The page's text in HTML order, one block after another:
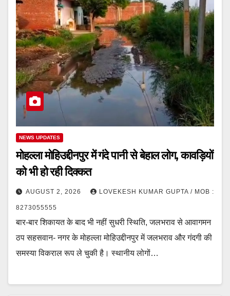
NEWS UPDATES
मोहल्ला मोहिउद्दीनपुर में गंदे पानी से बेहाल लोग, कावड़ियों
को भी हो रही दिक्कत
AUGUST 2, 2026 LOVEKESH KUMAR GUPTA / MOB :
8273055555
बार-बार शिकायत के बाद भी नहीं सुधरी स्थिति, जलभराव से आवागमन
ठप सहसवान- नगर के मोहल्ला मोहिउद्दीनपुर में जलभराव और गंदगी की
समस्या विकराल रूप ले चुकी है। स्थानीय लोगों…